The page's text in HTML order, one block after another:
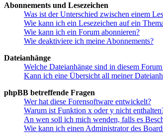
Abonnements und Lesezeichen
Was ist der Unterschied zwischen einem
Wie kann ich ein Lesezeichen auf ein
Wie kann ich ein Forum abonnieren?
Wie deaktiviere ich meine Abonnements?
Dateianhänge
Welche Dateianhänge sind in diesem
Kann ich eine Übersicht all meiner
phpBB betreffende Fragen
Wer hat diese Forensoftware entwickelt?
Warum ist Funktion x oder y nicht
An wen soll ich mich wenden, falls es
Wie kann ich einen Administrator des